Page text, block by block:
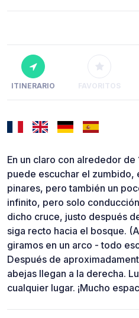
ITINERARIO FAVORITOS
En un claro con alrededor
puede escuchar el zumbido,
pinares, pero también un
infinito, pero solo
dicho cruce, justo después
siga recto hacia el bosque.
giramos en un arco - todo
Después de
abejas llegan a la derecha.
cualquier lugar. ¡Mucho